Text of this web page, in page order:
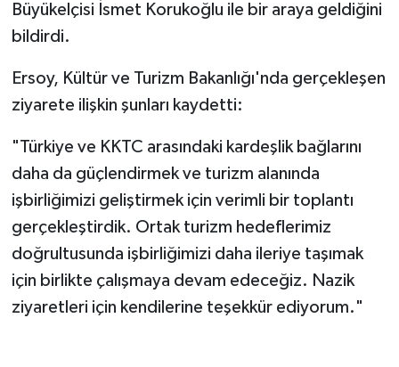
Büyükelçisi İsmet Korukoğlu ile bir araya geldiğini
bildirdi.
Ersoy, Kültür ve Turizm Bakanlığı'nda gerçekleşen
ziyarete ilişkin şunları kaydetti:
"Türkiye ve KKTC arasındaki kardeşlik bağlarını
daha da güçlendirmek ve turizm alanında
işbirliğimizi geliştirmek için verimli bir toplantı
gerçekleştirdik. Ortak turizm hedeflerimiz
doğrultusunda işbirliğimizi daha ileriye taşımak
için birlikte çalışmaya devam edeceğiz. Nazik
ziyaretleri için kendilerine teşekkür ediyorum."